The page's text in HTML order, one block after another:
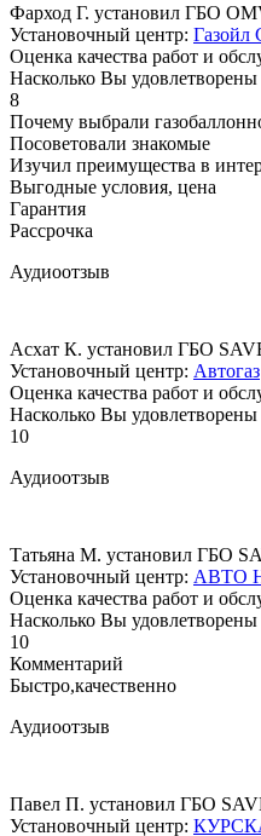
Фарход Г. установил ГБО
Установочный центр: Газойл
Оценка качества работ и
Насколько Вы удовлетворены
8
Почему выбрали
Посоветовали знакомые
Изучил преимущества в
Выгодные условия, цена
Гарантия
Рассрочка
Аудиоотзыв
Асхат К. установил ГБО
Установочный центр: Автогаз
Оценка качества работ и
Насколько Вы удовлетворены
10
Аудиоотзыв
Татьяна М. установил ГБО
Установочный центр: АВТО
Оценка качества работ и
Насколько Вы удовлетворены
10
Комментарий
Быстро,качественно
Аудиоотзыв
Павел П. установил ГБО
Установочный центр: